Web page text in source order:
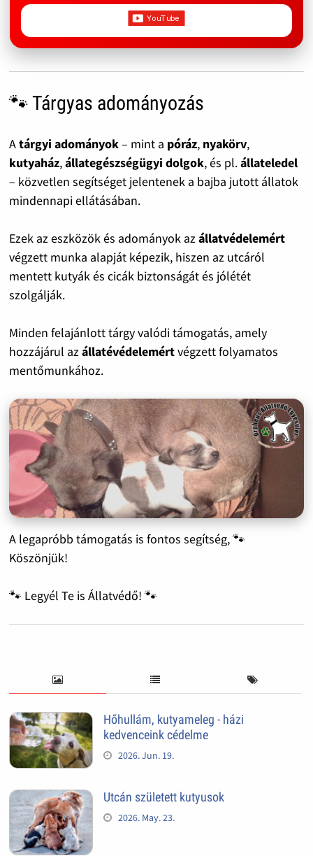
🐾 Tárgyas adományozás
Atárgyi adományok– mint a póráz, nyakörv,
kutyaház,állategészségügyi dolgok, és pl.állateledel
– közvetlen segítséget jelentenek a bajba jutott állatok
mindennapi ellátásában.
Ezek az eszközök és adományok azállatvédelemért
végzett munka alapját képezik, hiszen az utcáról
mentett kutyák és cicák biztonságát és jólétét
szolgálják.
Minden felajánlott tárgy valódi támogatás, amely
hozzájárul azállatévédelemértvégzett folyamatos
mentőmunkához.
A legapróbb támogatás is fontos segítség, 🐾
Köszönjük!
🐾 Legyél Te is Állatvédő! 🐾
Hőhullám, kutyameleg - házi
kedvenceink cédelme
2026. Jun. 19.
Utcán született kutyusok
2026. May. 23.